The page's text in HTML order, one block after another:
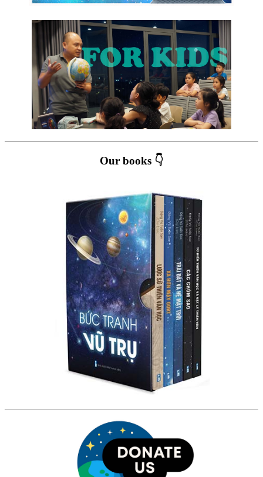
Our books 👇